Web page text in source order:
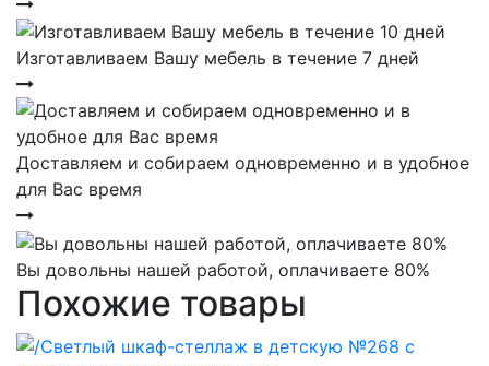
Изготавливаем Вашу мебель в течение 7 дней
Доставляем и собираем одновременно и в удобное
для Вас время
Вы довольны нашей работой, оплачиваете 80%
Похожие товары